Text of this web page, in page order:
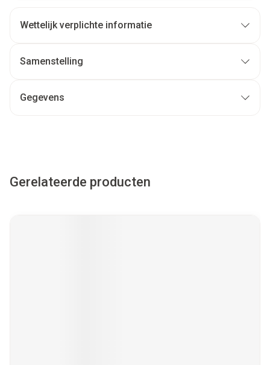
Wettelijk verplichte informatie
Samenstelling
Gegevens
Gerelateerde producten